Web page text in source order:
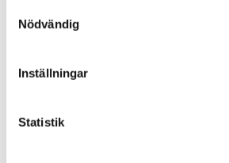
Nödvändig
Inställningar
Statistik
Srf Nyhetsbevakning
Framtidsutsikter i lönebranschen